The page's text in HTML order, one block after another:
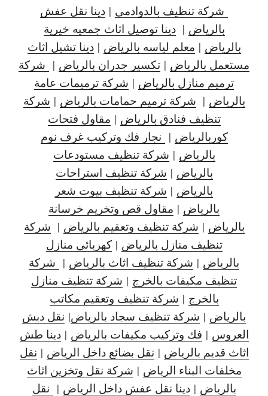
شركة تنظيف بالدوادمي | دينا نقل عفش
بالرياض |دينا توصيل اثاث جمعيه خيرية
بالرياض | معلم لياسه بالرياض |دينا تشيل اثاث
مستعمل بالرياض | تكسير جدران بالرياض | شركة
ترميم منازل بالرياض | شركة ترميمات عامة
بالرياض | شركة ترميم حمامات بالرياض | شركة
تنظيف فنادق بالرياض | مقاول فتحات
كوربالرياض | نجار فك وتركيب غرف نوم
بالرياض | شركة تنظيف مستودعات
بالرياض | شركة تنظيف استراحات
بالرياض | شركة تنظيف بيوت شعر
بالرياض | مقاول قص وتخريم خرسانة
بالرياض | شركة تنظيف وتعقيم بالرياض | شركة
تنظيف منازل بالرياض |كهربائي منازل
بالرياض | شركة تنظيف اثاث بالرياض | شركة
تنظيف مكيفات بالخرج | شركة تنظيف منازل
بالخرج | شركة تنظيف وتعقيم مكاتب
بالرياض | شركة تنظيف سجاد بالرياض| نقل دبش
العروس | فك وتركيب مكيفات بالرياض |دينا طش
اثاث قديم بالرياض | نقل بضائع داخل الرياض | نقل
مخلفات البناء الرياض | شركة نقل وتخزين اثاث
بالرياض |دينا نقل عفش داخل الرياض | نقل